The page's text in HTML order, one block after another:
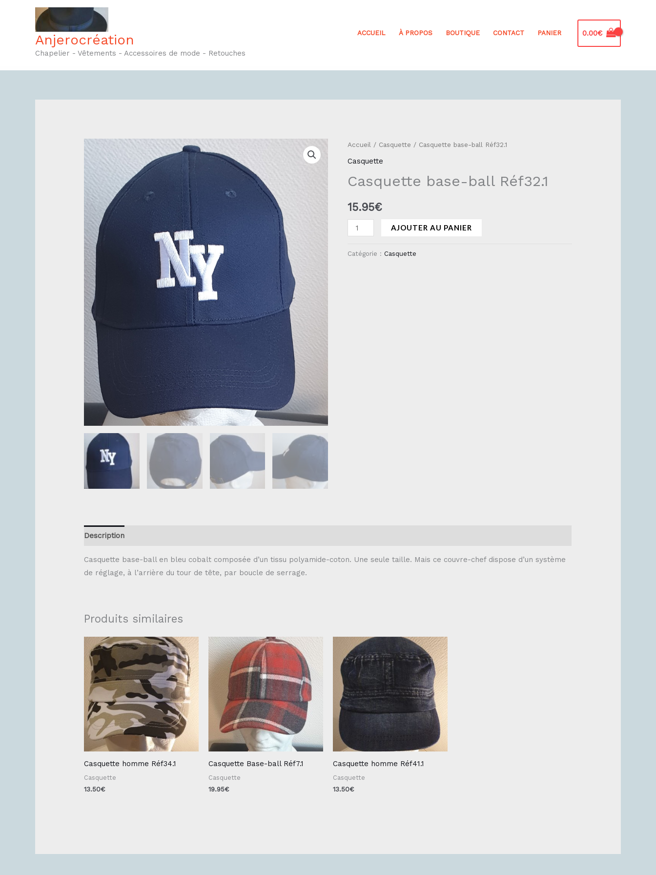
Anjerocréation
Chapelier - Vêtements - Accessoires de mode - Retouches
ACCUEIL À PROPOS BOUTIQUE CONTACT PANIER 0.00€
Accueil / Casquette / Casquette base-ball Réf32.1
Casquette
Casquette base-ball Réf32.1
15.95€
quantité
de
base-
Réf32.1
AJOUTER AU PANIER
Catégorie : Casquette
Description
Casquette base-ball en bleu cobalt composée d’un tissu polyamide-coton. Une seule taille. Mais ce couvre-chef dispose d’un système
de réglage, à l’arrière du tour de tête, par boucle de serrage.
Produits similaires
Casquette homme Réf34.1
Casquette
13.50€
Casquette Base-ball Réf7.1
Casquette
19.95€
Casquette homme Réf41.1
Casquette
13.50€